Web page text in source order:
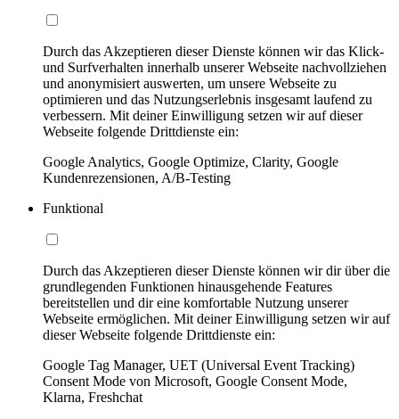
Durch das Akzeptieren dieser Dienste können wir das Klick-
und Surfverhalten innerhalb unserer Webseite nachvollziehen
und anonymisiert auswerten, um unsere Webseite zu
optimieren und das Nutzungserlebnis insgesamt laufend zu
verbessern. Mit deiner Einwilligung setzen wir auf dieser
Webseite folgende Drittdienste ein:
Google Analytics, Google Optimize, Clarity, Google
Kundenrezensionen, A/B-Testing
Funktional
Durch das Akzeptieren dieser Dienste können wir dir über die
grundlegenden Funktionen hinausgehende Features
bereitstellen und dir eine komfortable Nutzung unserer
Webseite ermöglichen. Mit deiner Einwilligung setzen wir auf
dieser Webseite folgende Drittdienste ein:
Google Tag Manager, UET (Universal Event Tracking)
Consent Mode von Microsoft, Google Consent Mode,
Klarna, Freshchat